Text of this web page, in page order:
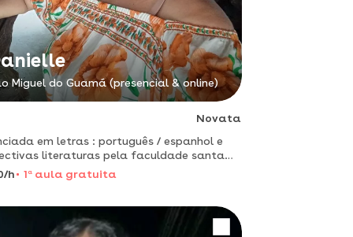
Miguel do Guamá (presencial & online)
Novata
em letras : português / espanhol e
literaturas pela faculdade santa
do método comunicativo.
h 1 aaula gratuita